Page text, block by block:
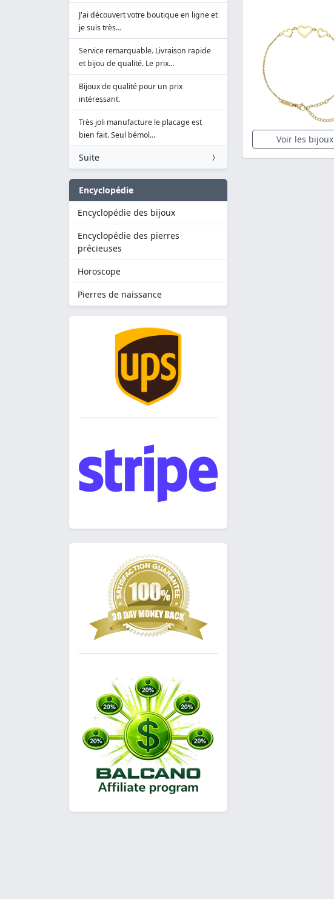
J'ai découvert votre boutique en ligne et
je suis très…
Service remarquable. Livraison rapide
et bijou de qualité. Le prix…
Bijoux de qualité pour un prix
intéressant.
Très joli manufacture le placage est
bien fait. Seul bémol…
Suite
Encyclopédie
Encyclopédie des bijoux
Encyclopédie des pierres
précieuses
Horoscope
Pierres de naissance
Voir les bijoux